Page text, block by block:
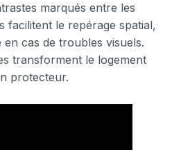
marqués entre les
facilitent le repérage spatial,
cas de troubles visuels.
transforment le logement
protecteur.